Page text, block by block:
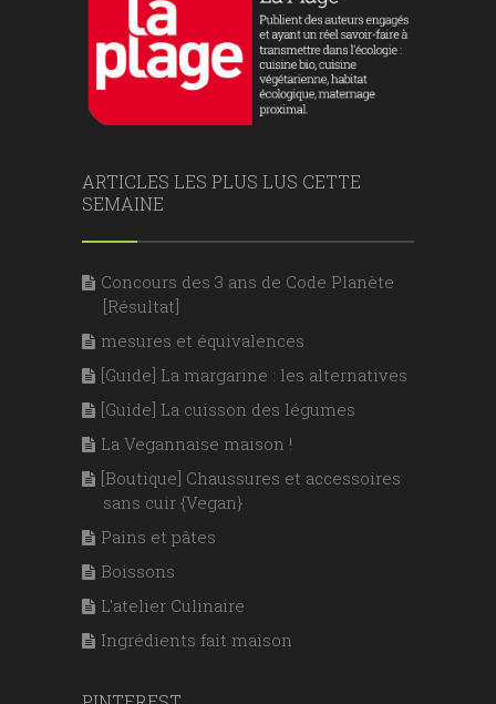
ARTICLES LES PLUS LUS CETTE
SEMAINE
Concours des 3 ans de Code Planète
[Résultat]
mesures et équivalences
[Guide] La margarine : les alternatives
[Guide] La cuisson des légumes
La Vegannaise maison !
[Boutique] Chaussures et accessoires
sans cuir {Vegan}
Pains et pâtes
Boissons
L'atelier Culinaire
Ingrédients fait maison